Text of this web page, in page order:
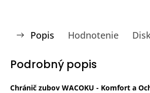
Popis Hodnotenie
Podrobný popis
Chránič zubov WACOKU - Komfort a